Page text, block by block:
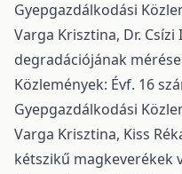
Gyepgazdálkodási
Varga Krisztina, Dr. Csízi
degradációjának mérése
Közlemények: Évf. 16
Gyepgazdálkodási
Varga Krisztina, Kiss
kétszikű magkeverékek